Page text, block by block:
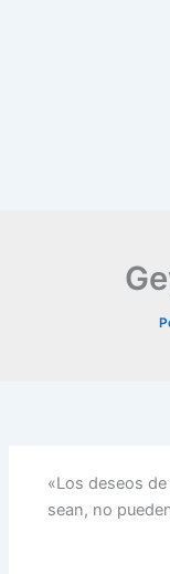
«Los deseos
sean, no